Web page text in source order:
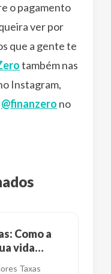
o pagamento
ver por
que a gente te
também nas
Instagram,
@finanzero no
Como a
vida
Taxas